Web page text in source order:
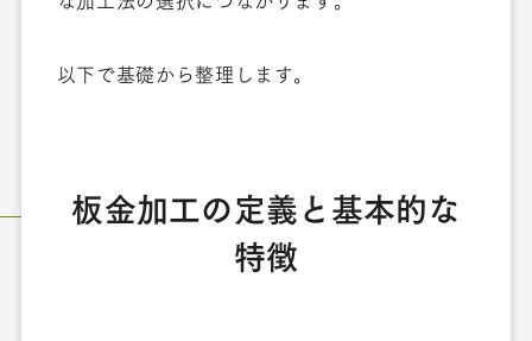
以下で基礎から整理します。
板金加工の定義と基本的な
特徴